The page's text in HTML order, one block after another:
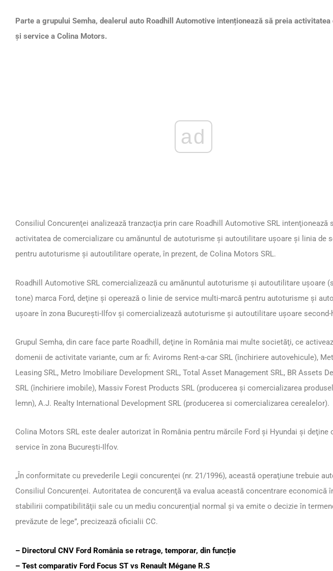
Parte a grupului Semha, dealerul auto Roadhill Automotive intenționează să preia activitatea
și service a Colina Motors.
ad
Consiliul Concurenţei analizează tranzacţia prin care Roadhill Automotive SRL intenţionează
activitatea de comercializare cu amănuntul de autoturisme şi autoutilitare uşoare şi linia de
pentru autoturisme şi autoutilitare operate, în prezent, de Colina Motors SRL.
Roadhill Automotive SRL comercializează cu amănuntul autoturisme şi autoutilitare uşoare
tone) marca Ford, deţine şi operează o linie de service multi-marcă pentru autoturisme şi
uşoare în zona Bucureşti-Ilfov şi comercializează autoturisme şi autoutilitare uşoare second-
Grupul Semha, din care face parte Roadhill, deţine în România mai multe societăţi, ce
domenii de activitate variante, cum ar fi: Aviroms Rent-a-car SRL (închiriere autovehicule),
Leasing SRL, Metro Imobiliare Development SRL, Total Asset Management SRL, BR Assets
SRL (închiriere imobile), Massiv Forest Products SRL (producerea şi comercializarea
lemn), A.J. Realty International Development SRL (producerea si comercializarea cerealelor).
Colina Motors SRL este dealer autorizat în România pentru mărcile Ford şi Hyundai şi deţine
service în zona Bucureşti-Ilfov.
„În conformitate cu prevederile Legii concurenţei (nr. 21/1996), această operaţiune trebuie
Consiliul Concurenţei. Autoritatea de concurenţă va evalua această concentrare economică
stabilirii compatibilităţii sale cu un mediu concurenţial normal şi va emite o decizie în
prevăzute de lege”, precizează oficialii CC.
– Directorul CNV Ford România se retrage, temporar, din funcție
– Test comparativ Ford Focus ST vs Renault Mégane R.S